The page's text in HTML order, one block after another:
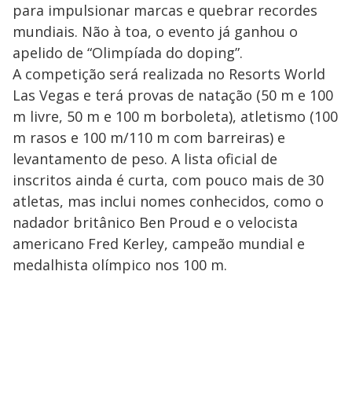
para impulsionar marcas e quebrar recordes
mundiais. Não à toa, o evento já ganhou o
apelido de “Olimpíada do doping”.
A competição será realizada no Resorts World
Las Vegas e terá provas de natação (50 m e 100
m livre, 50 m e 100 m borboleta), atletismo (100
m rasos e 100 m/110 m com barreiras) e
levantamento de peso. A lista oficial de
inscritos ainda é curta, com pouco mais de 30
atletas, mas inclui nomes conhecidos, como o
nadador britânico Ben Proud e o velocista
americano Fred Kerley, campeão mundial e
medalhista olímpico nos 100 m.